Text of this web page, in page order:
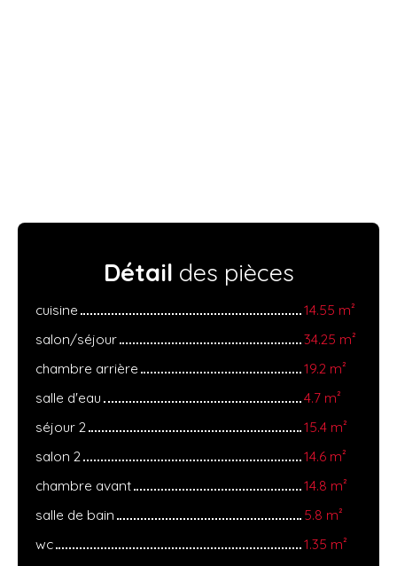
Détail des pièces
cuisine
14.55 m²
salon/séjour
34.25 m²
chambre arrière
19.2 m²
salle d'eau
4.7 m²
séjour 2
15.4 m²
salon 2
14.6 m²
chambre avant
14.8 m²
salle de bain
5.8 m²
wc
1.35 m²